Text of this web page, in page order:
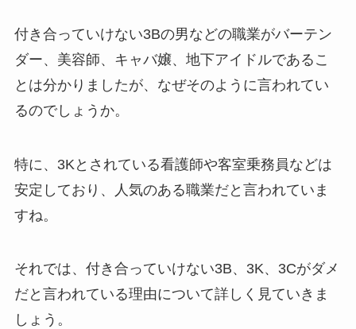
付き合っていけない3Bの男などの職業がバーテン
ダー、美容師、キャバ嬢、地下アイドルであるこ
とは分かりましたが、なぜそのように言われてい
るのでしょうか。
特に、3Kとされている看護師や客室乗務員などは
安定しており、人気のある職業だと言われていま
すね。
それでは、付き合っていけない3B、3K、3Cがダメ
だと言われている理由について詳しく見ていきま
しょう。